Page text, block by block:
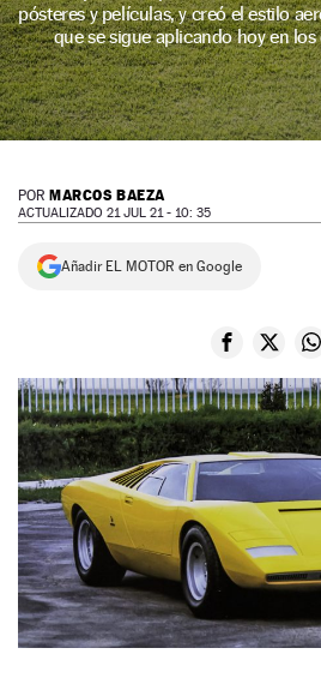
NEWSLETTER
SÍGUENOS
pósteres y películas, y creó el estilo
que se sigue aplicando hoy en
POR MARCOS BAEZA
ACTUALIZADO 21 JUL 21 - 10: 35
Añadir EL MOTOR en Google